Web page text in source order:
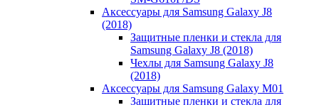
Аксессуары для Samsung Galaxy J8
(2018)
Защитные пленки и стекла для
Samsung Galaxy J8 (2018)
Чехлы для Samsung Galaxy J8
(2018)
Аксессуары для Samsung Galaxy M01
Защитные пленки и стекла для